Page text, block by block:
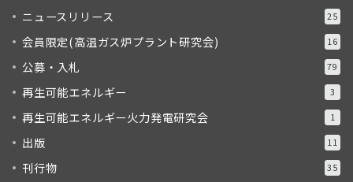
ニュースリリース 25
会員限定(高温ガス炉プラント研究会) 16
公募・入札 79
再生可能エネルギー 3
再生可能エネルギー火力発電研究会 1
出版 11
刊行物 35